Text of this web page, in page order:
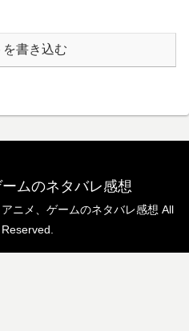
を書き込む
ムのネタバレ感想
ニメ、ゲームのネタバレ感想 All